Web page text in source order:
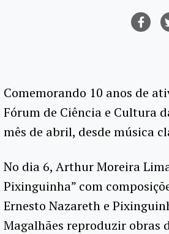
Comemorando 10 anos de
Fórum de Ciência e Cultura
mês de abril, desde música
No dia 6, Arthur Moreira
Pixinguinha” com
Ernesto Nazareth e
Magalhães reproduzir obras